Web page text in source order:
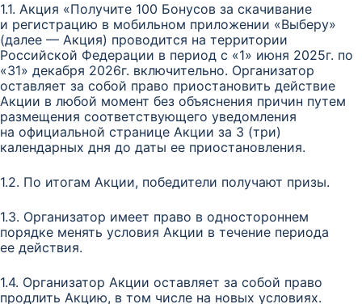
1.1. Акция «Получите 100 Бонусов за скачивание
и регистрацию в мобильном приложении «Выберу»
(далее — Акция) проводится на территории
Российской Федерации в период с «1» июня 2025г. по
«31» декабря 2026г. включительно. Организатор
оставляет за собой право приостановить действие
Акции в любой момент без объяснения причин путем
размещения соответствующего уведомления
на официальной странице Акции за 3 (три)
календарных дня до даты ее приостановления.
1.2. По итогам Акции, победители получают призы.
1.3. Организатор имеет право в одностороннем
порядке менять условия Акции в течение периода
ее действия.
1.4. Организатор Акции оставляет за собой право
продлить Акцию, в том числе на новых условиях.